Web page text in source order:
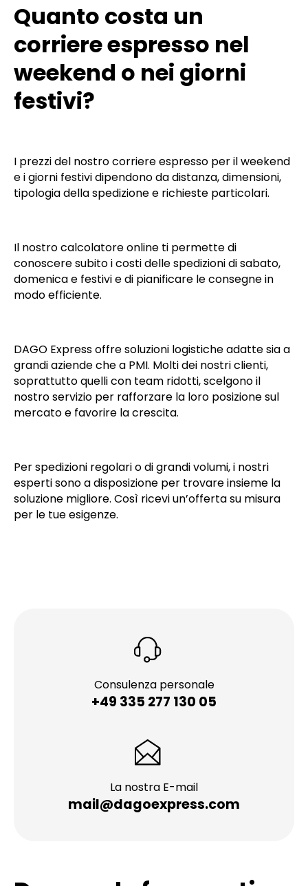
Quanto costa un
corriere espresso nel
weekend o nei giorni
festivi?
I prezzi del nostro corriere espresso per il weekend
e i giorni festivi dipendono da distanza, dimensioni,
tipologia della spedizione e richieste particolari.
Il nostro calcolatore online ti permette di
conoscere subito i costi delle spedizioni di sabato,
domenica e festivi e di pianificare le consegne in
modo efficiente.
DAGO Express offre soluzioni logistiche adatte sia a
grandi aziende che a PMI. Molti dei nostri clienti,
soprattutto quelli con team ridotti, scelgono il
nostro servizio per rafforzare la loro posizione sul
mercato e favorire la crescita.
Per spedizioni regolari o di grandi volumi, i nostri
esperti sono a disposizione per trovare insieme la
soluzione migliore. Così ricevi un’offerta su misura
per le tue esigenze.
Consulenza personale
+49 335 277 130 05
La nostra E-mail
mail@dagoexpress.com